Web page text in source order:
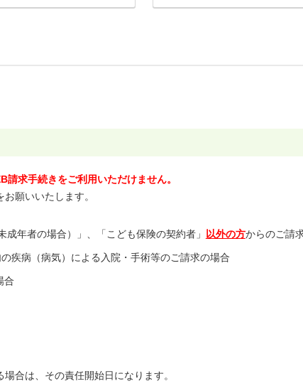
求手続きをご利用いただけません。
願いいたします。
成年者の場合）」、「こども保険の契約者」 以外の方からのご請
疾病（病気）による入院・手術等のご請求の場合
合
合は、その責任開始日になります。